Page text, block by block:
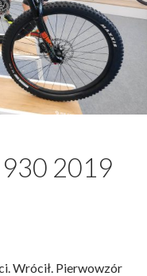
930 2019
Wrócił. Pierwowzór